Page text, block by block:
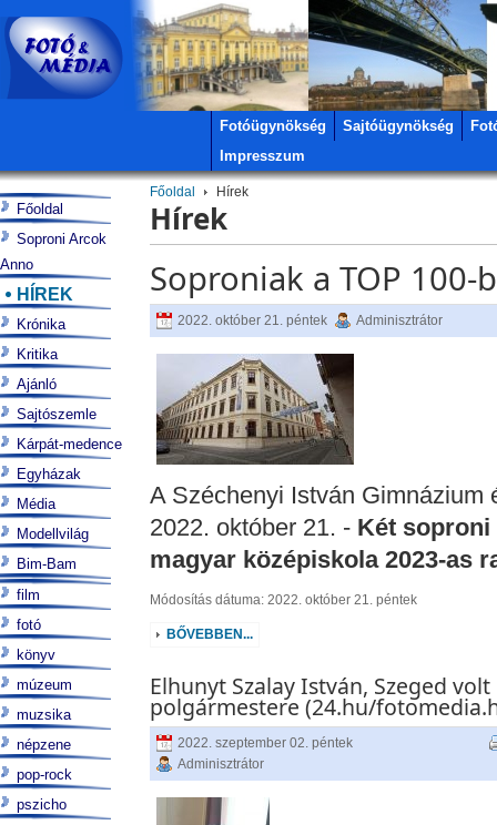
Fotóügynökség Sajtóügynökség
Impresszum
Főoldal Hírek
Hírek
Soproniak a TOP 100-
2022. október 21. péntek Adminisztrátor
A Széchenyi István Gimnázium
2022. október 21. - Két soproni
magyar középiskola 2023-as
Módosítás dátuma: 2022. október 21. péntek
BŐVEBBEN...
Elhunyt Szalay István, Szeged volt
polgármestere (24.hu/
2022. szeptember 02. péntek
Adminisztrátor
Főoldal
Soproni Arcok
Anno
HÍREK
Krónika
Kritika
Ajánló
Sajtószemle
Kárpát-medence
Egyházak
Média
Modellvilág
Bim-Bam
film
fotó
könyv
múzeum
muzsika
népzene
pop-rock
pszicho